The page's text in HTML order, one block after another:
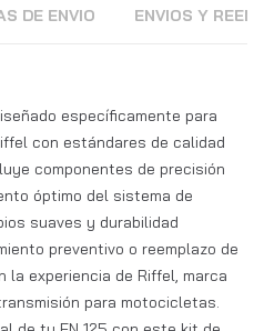
DE ENVIO ENVIOS Y
específicamente para
con estándares de calidad
componentes de precisión
óptimo del sistema de
suaves y durabilidad
preventivo o reemplazo de
la experiencia de Riffel, marca
para motocicletas.